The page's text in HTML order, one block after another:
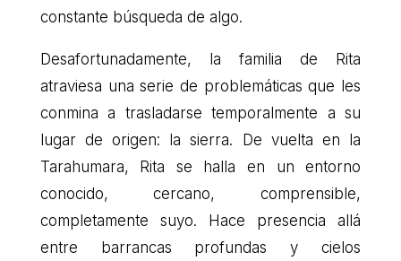
constante búsqueda de algo.
Desafortunadamente, la familia de Rita
atraviesa una serie de problemáticas que les
conmina a trasladarse temporalmente a su
lugar de origen: la sierra. De vuelta en la
Tarahumara, Rita se halla en un entorno
conocido, cercano, comprensible,
completamente suyo. Hace presencia allá
entre barrancas profundas y cielos